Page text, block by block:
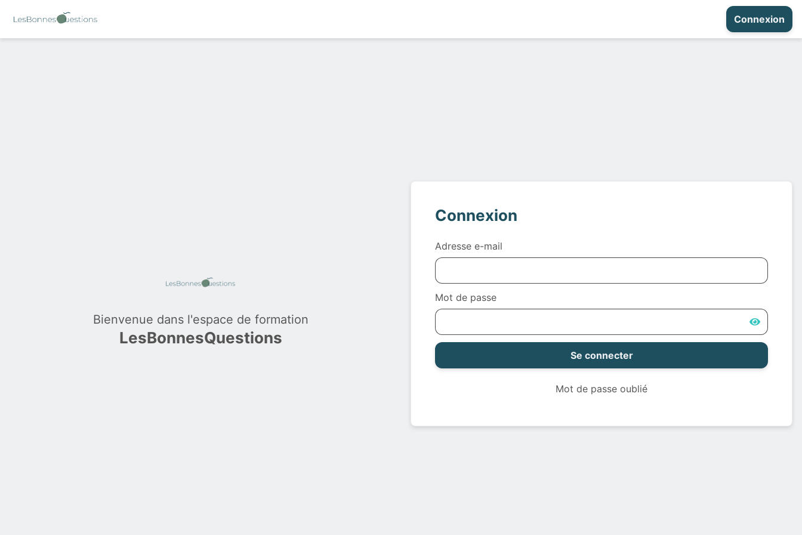
Connexion
Bienvenue dans l'espace de formation
LesBonnesQuestions
Connexion
Adresse e-mail
Mot de passe
Se connecter
Mot de passe oublié